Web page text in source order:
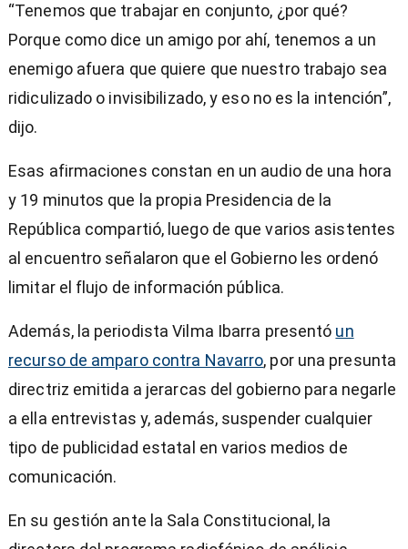
“Tenemos que trabajar en conjunto, ¿por qué?
Porque como dice un amigo por ahí, tenemos a un
enemigo afuera que quiere que nuestro trabajo sea
ridiculizado o invisibilizado, y eso no es la intención”,
dijo.
Esas afirmaciones constan en un audio de una hora
y 19 minutos que la propia Presidencia de la
República compartió, luego de que varios asistentes
al encuentro señalaron que el Gobierno les ordenó
limitar el flujo de información pública.
Además, la periodista Vilma Ibarra presentó un
recurso de amparo contra Navarro, por una presunta
directriz emitida a jerarcas del gobierno para negarle
a ella entrevistas y, además, suspender cualquier
tipo de publicidad estatal en varios medios de
comunicación.
En su gestión ante la Sala Constitucional, la